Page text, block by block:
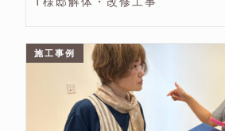
施工事例